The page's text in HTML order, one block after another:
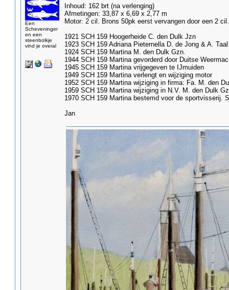
Een
Scheveninger
en een
steenbolkje
vind je overal
Inhoud: 162 brt (na verlenging)
Afmetingen: 33,87 x 6,69 x 2,77 m
Motor: 2 cil. Brons 50pk eerst vervangen door een 2
1921 SCH 159 Hoogerheide C. den Dulk Jzn
1923 SCH 159 Adriana Pieternella D. de Jong & A.
1924 SCH 159 Martina M. den Dulk Gzn.
1944 SCH 159 Martina gevorderd door Duitse
1945 SCH 159 Martina vrijgegeven te IJmuiden
1949 SCH 159 Martina verlengt en wijziging motor
1952 SCH 159 Martina wijziging in firma: Fa. M. den
1959 SCH 159 Martina wijziging in N.V. M. den Dulk
1970 SCH 159 Martina bestemd voor de sportvisserij.
Jan